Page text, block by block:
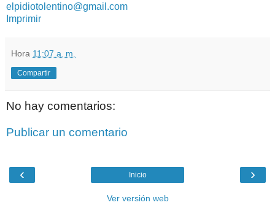
elpidiotolentino@gmail.com
Imprimir
Hora 11:07 a. m.
Compartir
No hay comentarios:
Publicar un comentario
‹ ›
Inicio
Ver versión web